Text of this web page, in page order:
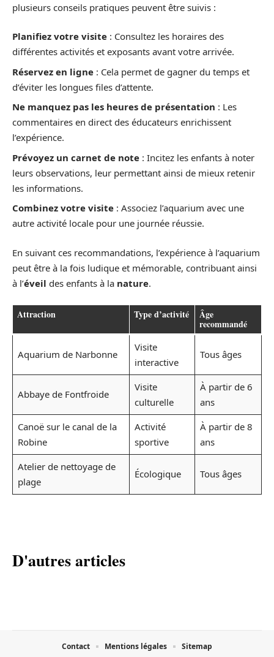
plusieurs conseils pratiques peuvent être suivis :
Planifiez votre visite : Consultez les horaires des
différentes activités et exposants avant votre arrivée.
Réservez en ligne : Cela permet de gagner du temps et
d’éviter les longues files d’attente.
Ne manquez pas les heures de présentation : Les
commentaires en direct des éducateurs enrichissent
l’expérience.
Prévoyez un carnet de note : Incitez les enfants à noter
leurs observations, leur permettant ainsi de mieux retenir
les informations.
Combinez votre visite : Associez l’aquarium avec une
autre activité locale pour une journée réussie.
En suivant ces recommandations, l’expérience à l’aquarium
peut être à la fois ludique et mémorable, contribuant ainsi
à l’éveil des enfants à la nature.
Attraction Type d’activité Âge
recommandé
Aquarium de Narbonne
Visite
interactive
Tous âges
Abbaye de Fontfroide
Visite
culturelle
À partir de 6
ans
Canoë sur le canal de la
Robine
Activité
sportive
À partir de 8
ans
Atelier de nettoyage de
plage
Écologique Tous âges
D'autres articles
Contact Mentions légales Sitemap